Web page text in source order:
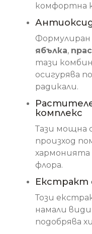
комфортна
ябълка,
тази
осигурява
радикали.
комплекс
Тази мощна
произход
хармонията
флора.
Екстракт
Този
намали
подобрява